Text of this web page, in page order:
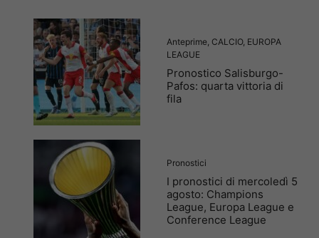
Anteprime CALCIO, EUROPA
LEAGUE
Pronostico Salisburgo-
Pafos: quarta vittoria di
fila
Pronostici
I pronostici di mercoledì 5
agosto: Champions
League, Europa League e
Conference League